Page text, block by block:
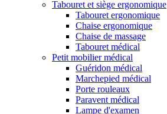
Tabouret et siège ergonomique
Tabouret ergonomique
Chaise ergonomique
Chaise de massage
Tabouret médical
Petit mobilier médical
Guéridon médical
Marchepied médical
Porte rouleaux
Paravent médical
Lampe d'examen